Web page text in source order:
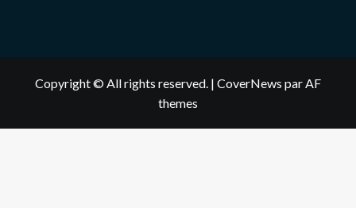
Copyright © All rights reserved. | CoverNews par AF
themes